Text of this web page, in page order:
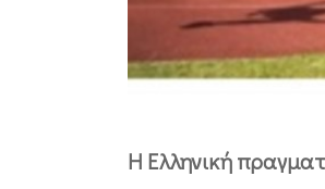
Η Ελληνική